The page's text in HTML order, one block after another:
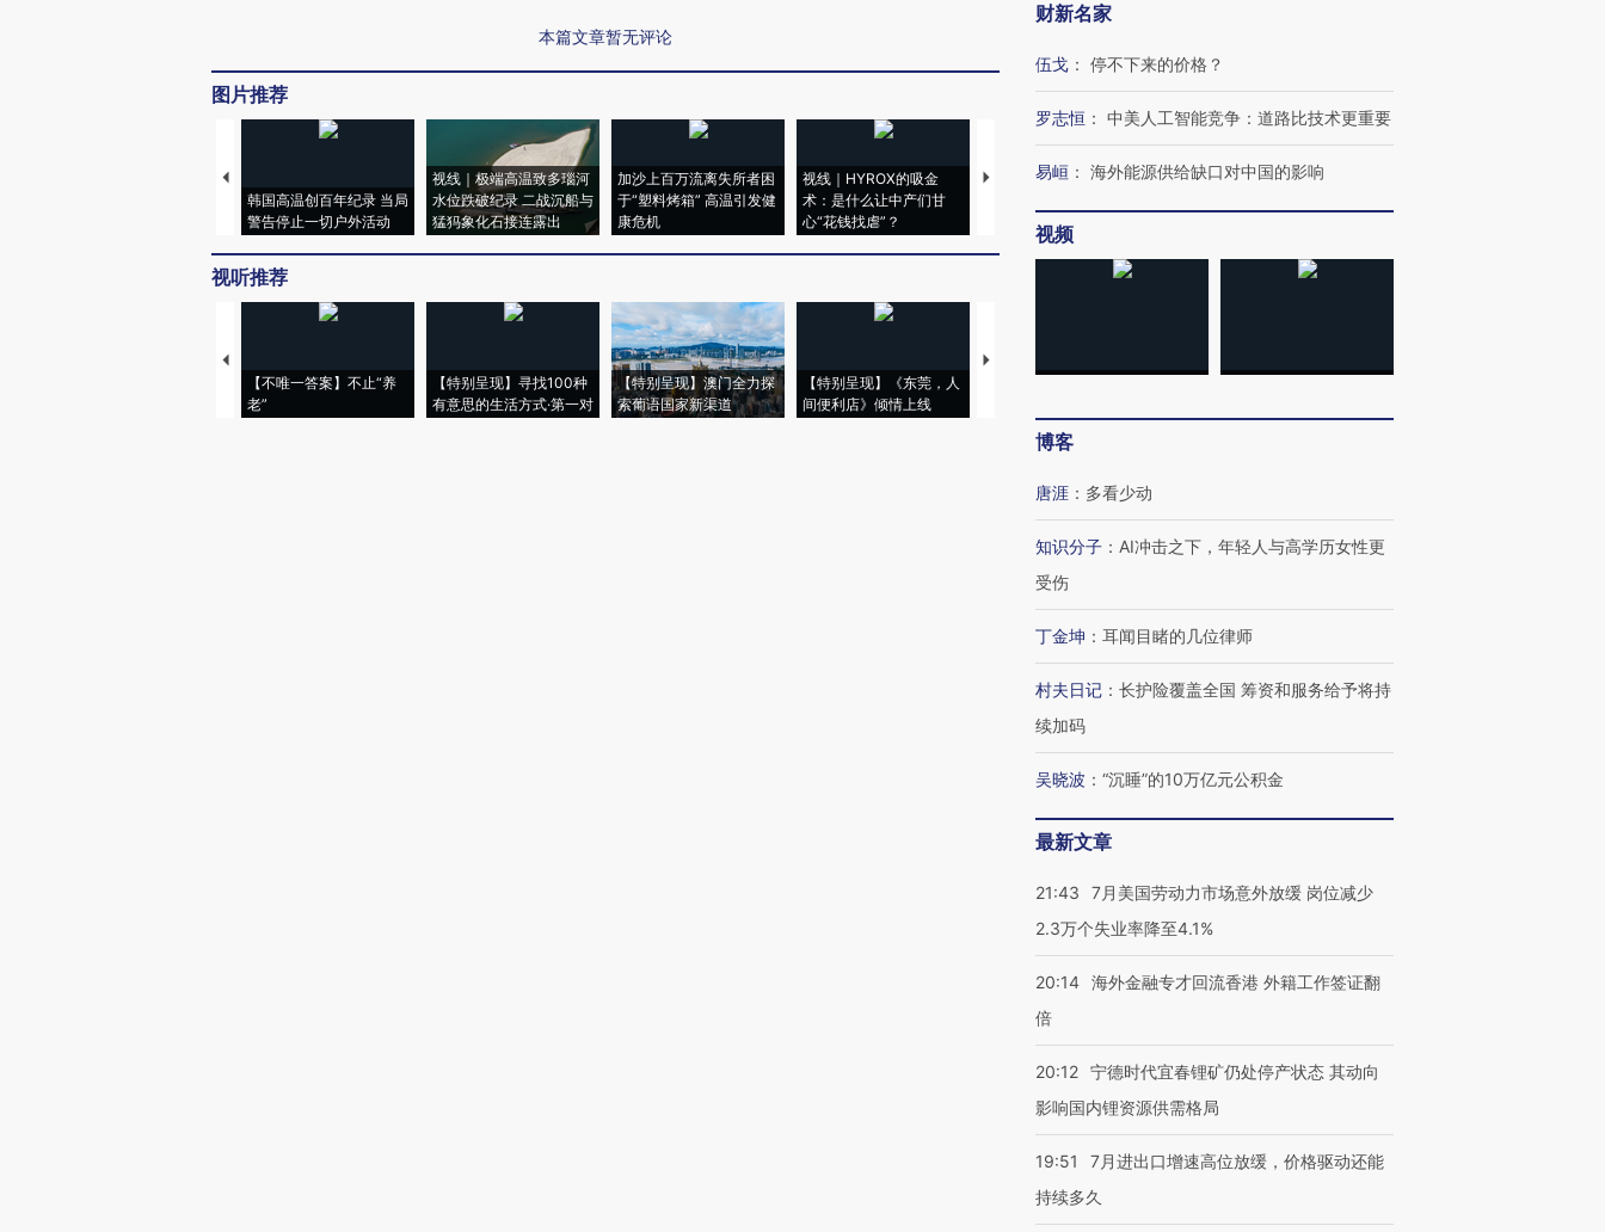
本篇文章暂无评论
图片推荐
韩国高温创百年纪录 当局
警告停止一切户外活动
视线｜极端高温致多瑙河
水位跌破纪录 二战沉船与
猛犸象化石接连露出
加沙上百万流离失所者困
于“塑料烤箱” 高温引发健
康危机
视线｜HYROX的吸金
术：是什么让中产们甘
心“花钱找虐”？
马航飞行员跨国走私7万
视线｜被称为“蟑螂”的印
视听推荐
【不唯一答案】不止“养
老”
【特别呈现】寻找100种
有意思的生活方式·第一对
【特别呈现】澳门全力探
索葡语国家新渠道
【特别呈现】《东莞，人
间便利店》倾情上线
【推广】走进第四届链博
财新名家
伍戈 ： 停不下来的价格？
罗志恒 ： 中美人工智能竞争：道路比技术更重要
易峘 ： 海外能源供给缺口对中国的影响
视频
博客
唐涯 ： 多看少动
知识分子 ： AI冲击之下，年轻人与高学历女性更
受伤
丁金坤 ： 耳闻目睹的几位律师
村夫日记 ： 长护险覆盖全国 筹资和服务给予将持
续加码
吴晓波 ： “沉睡”的10万亿元公积金
最新文章
21:43
7月美国劳动力市场意外放缓 岗位减少
2.3万个失业率降至4.1%
20:14 海外金融专才回流香港 外籍工作签证翻
倍
20:12 宁德时代宜春锂矿仍处停产状态 其动向
影响国内锂资源供需格局
19:51
7月进出口增速高位放缓，价格驱动还能
持续多久